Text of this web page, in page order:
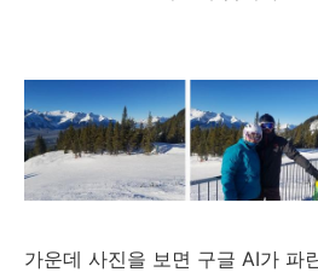
가운데 사진을 보면 구글 AI가 파